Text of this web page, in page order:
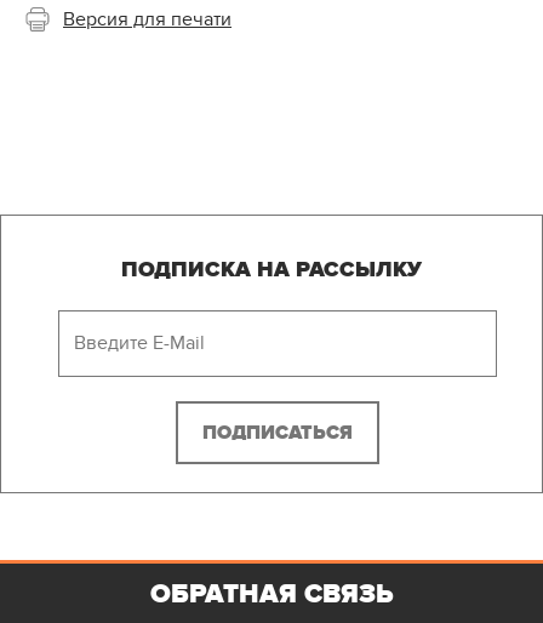
Версия для печати
ПОДПИСКА НА РАССЫЛКУ
ОБРАТНАЯ СВЯЗЬ